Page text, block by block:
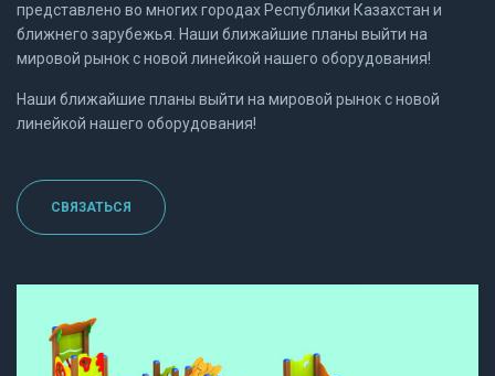
представлено во многих городах Республики Казахстан и
ближнего зарубежья. Наши ближайшие планы выйти на
мировой рынок с новой линейкой нашего оборудования!
Наши ближайшие планы выйти на мировой рынок с новой
линейкой нашего оборудования!
СВЯЗАТЬСЯ